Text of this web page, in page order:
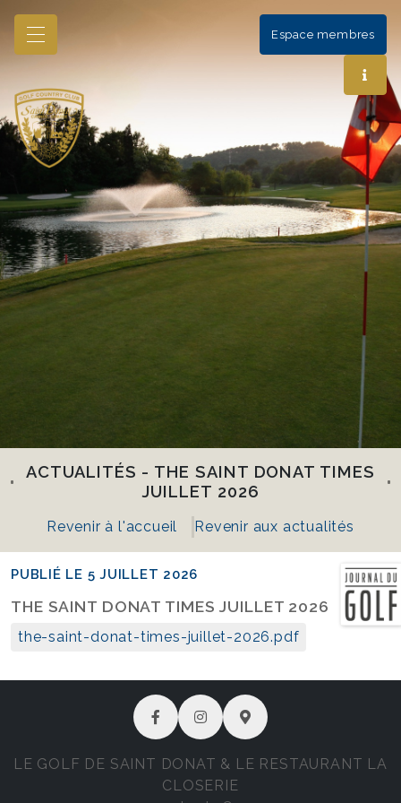
Espace membres
ACTUALITÉS - THE SAINT DONAT TIMES
JUILLET 2026
Revenir à l'accueil Revenir aux actualités
PUBLIÉ LE 5 JUILLET 2026
THE SAINT DONAT TIMES JUILLET 2026
the-saint-donat-times-juillet-2026.pdf
LE GOLF DE SAINT DONAT & LE RESTAURANT LA
CLOSERIE